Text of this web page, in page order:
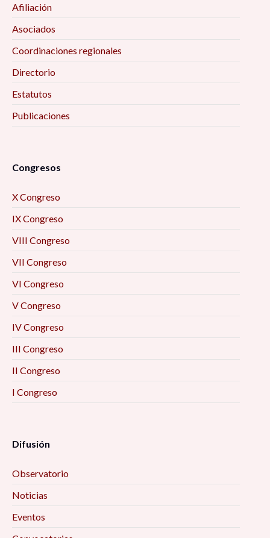
Afiliación
Asociados
Coordinaciones regionales
Directorio
Estatutos
Publicaciones
Congresos
X Congreso
IX Congreso
VIII Congreso
VII Congreso
VI Congreso
V Congreso
IV Congreso
III Congreso
II Congreso
I Congreso
Difusión
Observatorio
Noticias
Eventos